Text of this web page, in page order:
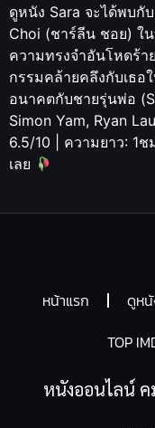
ดูหนัง Sara จะได้พบกั
Choi (ชาร์ลีน ชอย) ใ
ความทรงจำอันโหดร้า
กรรมคล้ายคลึงกับเธอ
อนาคตกับชายรุ่นพ่อ
Simon Yam, Ryan
6.5/10 | ความยาว: 1
เลย
หน้าแรก ดูห
TOP
หนังออนไลน์